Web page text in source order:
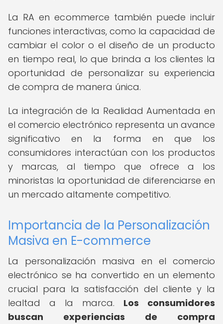
La RA en ecommerce también puede incluir
funciones interactivas, como la capacidad de
cambiar el color o el diseño de un producto
en tiempo real, lo que brinda a los clientes la
oportunidad de personalizar su experiencia
de compra de manera única.
La integración de la Realidad Aumentada en
el comercio electrónico representa un avance
significativo en la forma en que los
consumidores interactúan con los productos
y marcas, al tiempo que ofrece a los
minoristas la oportunidad de diferenciarse en
un mercado altamente competitivo.
Importancia de la Personalización
Masiva en E-commerce
La personalización masiva en el comercio
electrónico se ha convertido en un elemento
crucial para la satisfacción del cliente y la
lealtad a la marca. Los consumidores
buscan experiencias de compra